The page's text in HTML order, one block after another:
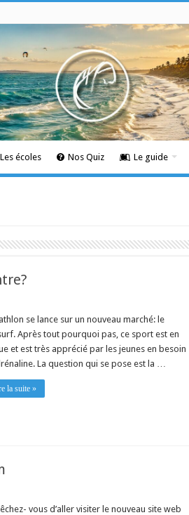
Les écoles Nos Quiz Le guide
se lance sur un nouveau marché: le
Après tout pourquoi pas, ce sport est en
et est très apprécié par les jeunes en besoin
La question qui se pose est la …
la suite »
vous d’aller visiter le nouveau site web